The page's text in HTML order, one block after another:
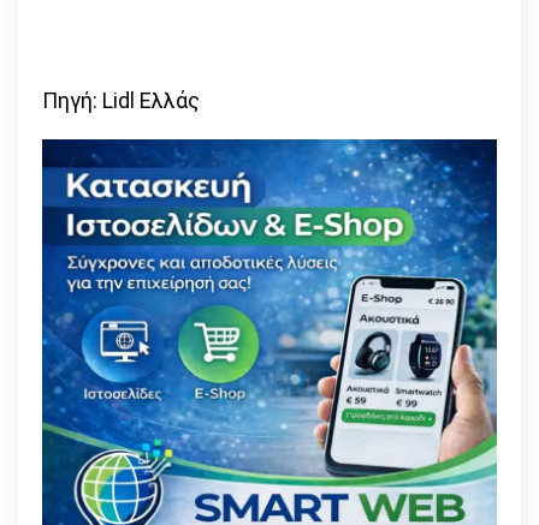
Πηγή: Lidl Ελλάς